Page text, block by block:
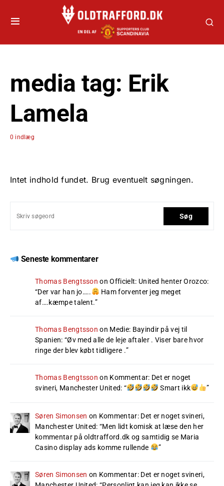
media tag: Erik
Lamela
0 indlæg
Intet indhold fundet. Brug eventuelt søgningen.
Søg
Seneste kommentarer
Thomas Bengtsson onOfficielt: United henter Orozco:
“Der var han jo…..
Ham forventer jeg meget
af….kæmpe talent.”
Thomas Bengtsson on Medie: Bayindir på vej til
Spanien: “Øv med alle de leje aftaler . Viser bare hvor
ringe der blev købt tidligere .”
Thomas Bengtsson on Kommentar: Det er noget
svineri, Manchester United: “ Smart ikk ”
Søren Simonsen on Kommentar: Det er noget svineri,
Manchester United: “Men lidt komisk at læse den her
kommentar på oldtrafford.dk og samtidig se Maria
Casino display ads komme rullende
”
Søren Simonsen on Kommentar: Det er noget svineri,